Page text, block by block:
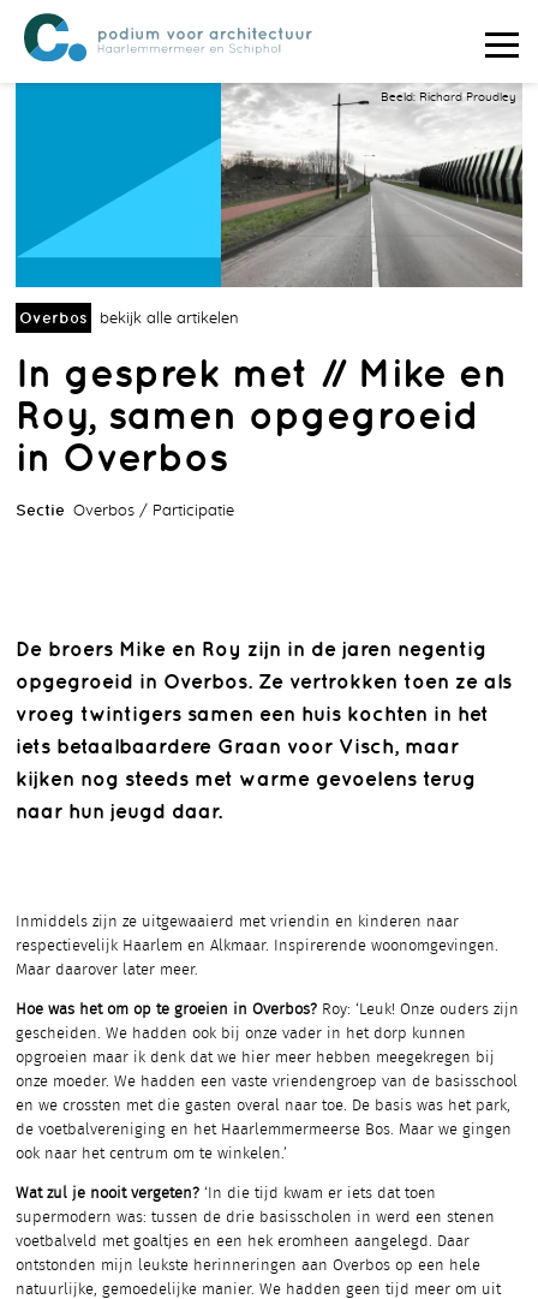
Beeld: Richard Proudley
Overbos bekijk alle artikelen
In gesprek met // Mike en
Roy, samen opgegroeid
in Overbos
Sectie Overbos Participatie
De broers Mike en Roy zijn in de jaren negentig
opgegroeid in Overbos. Ze vertrokken toen ze als
vroeg twintigers samen een huis kochten in het
iets betaalbaardere Graan voor Visch, maar
kijken nog steeds met warme gevoelens terug
naar hun jeugd daar.
Inmiddels zijn ze uitgewaaierd met vriendin en kinderen naar
respectievelijk Haarlem en Alkmaar. Inspirerende woonomgevingen.
Maar daarover later meer.
Hoe was het om op te groeien in Overbos? Roy: ‘Leuk! Onze ouders zijn
gescheiden. We hadden ook bij onze vader in het dorp kunnen
opgroeien maar ik denk dat we hier meer hebben meegekregen bij
onze moeder. We hadden een vaste vriendengroep van de basisschool
en we crossten met die gasten overal naar toe. De basis was het park,
de voetbalvereniging en het Haarlemmermeerse Bos. Maar we gingen
ook naar het centrum om te winkelen.’
Wat zul je nooit vergeten? ‘In die tijd kwam er iets dat toen
supermodern was: tussen de drie basisscholen in werd een stenen
voetbalveld met goaltjes en een hek eromheen aangelegd. Daar
ontstonden mijn leukste herinneringen aan Overbos op een hele
natuurlijke, gemoedelijke manier. We hadden geen tijd meer om uit